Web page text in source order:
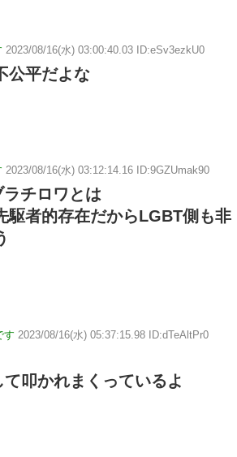
2023/08/16(水) 03:00:40.03 ID:eSv3ezkU0
公平だよな
2023/08/16(水) 03:12:14.16 ID:9GZUmak90
チロワとは
駆者的存在だからLGBT側も非
す 2023/08/16(水) 05:37:15.98 ID:dTeAltPr0
叩かれまくっているよ